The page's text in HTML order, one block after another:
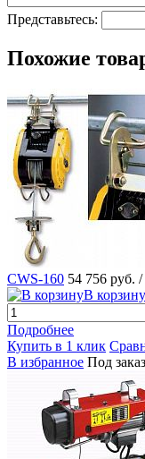
Представьтесь:
Похожие
CWS-160 54 756 руб.
В корзину
Подробнее
Купить в 1 клик
В избранное Под заказ